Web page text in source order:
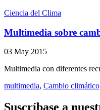
Ciencia del Clima
Multimedia sobre
03 May 2015
Multimedia con diferentes
multimedia, Cambio climático
Suscríbase a